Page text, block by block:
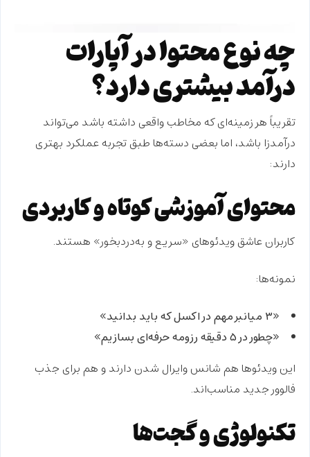
چه نوع محتوا در آپارات
درآمد بیشتری دارد؟
تقریباً هر زمینه‌ای که مخاطب واقعی داشته باشد می‌تواند
درآمدزا باشد، اما بعضی دسته‌ها طبق تجربه عملکرد بهتری
دارند:
محتوای آموزشی کوتاه و کاربردی
کاربران عاشق ویدئوهای «سریع و به‌دردبخور» هستند.
نمونه‌ها:
«۳ میانبر مهم در اکسل که باید بدانید»
«چطور در ۵ دقیقه رزومه حرفه‌ای بسازیم»
این ویدئوها هم شانس وایرال شدن دارند و هم برای جذب
فالوور جدید مناسب‌اند.
تکنولوژی و گجت‌ها